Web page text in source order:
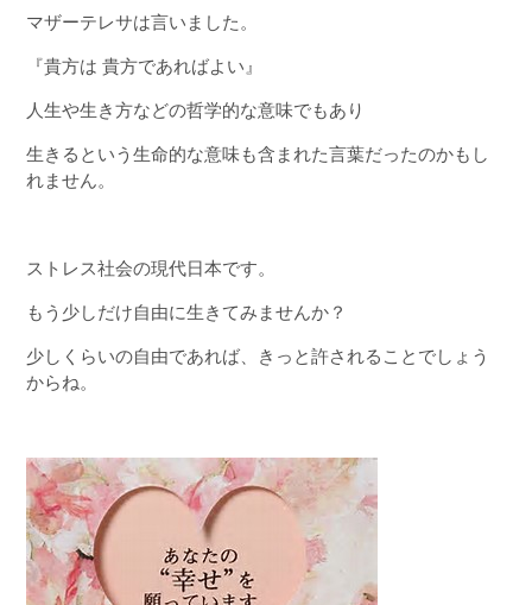
マザーテレサは言いました。
『貴方は 貴方であればよい』
人生や生き方などの哲学的な意味でもあり
生きるという生命的な意味も含まれた言葉だったのかもし
れません。
ストレス社会の現代日本です。
もう少しだけ自由に生きてみませんか？
少しくらいの自由であれば、きっと許されることでしょう
からね。